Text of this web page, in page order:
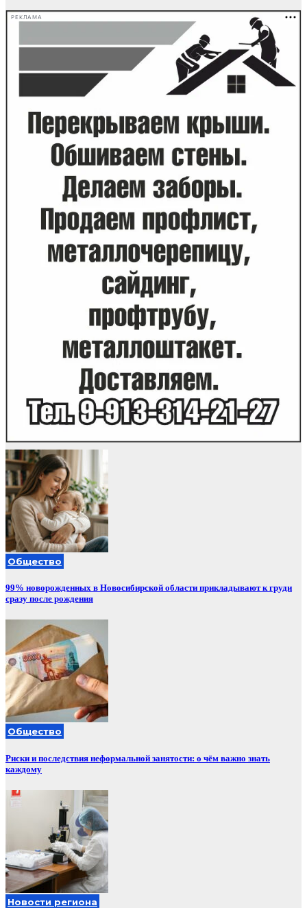
РЕКЛАМА
Общество
99% новорожденных в Новосибирской области прикладывают к груди
сразу после рождения
Общество
Риски и последствия неформальной занятости: о чём важно знать
каждому
Новости региона